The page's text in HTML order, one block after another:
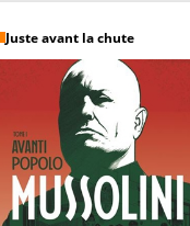
Juste avant la chute